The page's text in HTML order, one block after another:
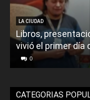
LA CIUDAD
Libros,
vivió el primer día
0
CATEGORIAS